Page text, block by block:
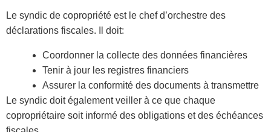
Le syndic de copropriété est le chef d’orchestre des
déclarations fiscales. Il doit:
Coordonner la collecte des données financières
Tenir à jour les registres financiers
Assurer la conformité des documents à transmettre
Le syndic doit également veiller à ce que chaque
copropriétaire soit informé des obligations et des échéances